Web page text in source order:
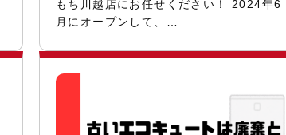
もち川越店にお任せください！ 2024年6
月にオープンして、…